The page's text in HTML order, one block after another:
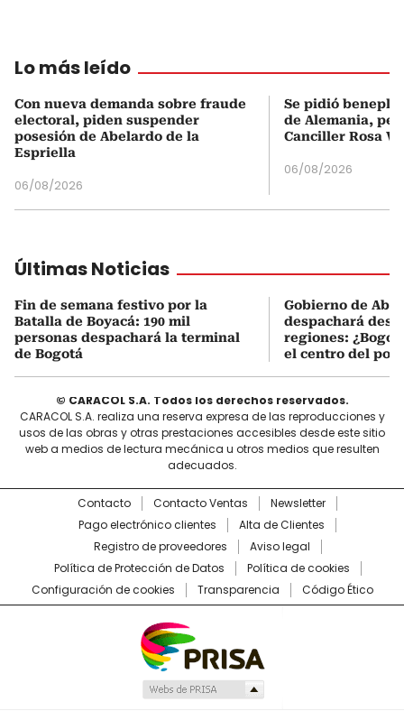
Lo más leído
Con nueva demanda sobre fraude
electoral, piden suspender
posesión de Abelardo de la
Espriella
06/08/2026
Se pidió
de Alemania,
Canciller Rosa
06/08/2026
Últimas Noticias
Fin de semana festivo por la
Batalla de Boyacá: 190 mil
personas despachará la terminal
de Bogotá
Gobierno de
despachará
regiones:
el centro del
© CARACOL S.A. Todos los derechos reservados.
CARACOL S.A. realiza una reserva expresa de las reproducciones y
usos de las obras y otras prestaciones accesibles desde este sitio
web a medios de lectura mecánica u otros medios que resulten
adecuados.
Contacto Contacto Ventas
Newsletter
Pago electrónico clientes
Alta de Clientes
Registro de proveedores
Aviso legal
Política de Protección de Datos
Política de cookies
Configuración de cookies
Transparencia Código Ético